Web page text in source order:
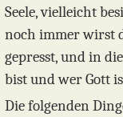
Seele, vielleicht
noch immer wirst
gepresst, und in
bist und wer Gott
Die folgenden